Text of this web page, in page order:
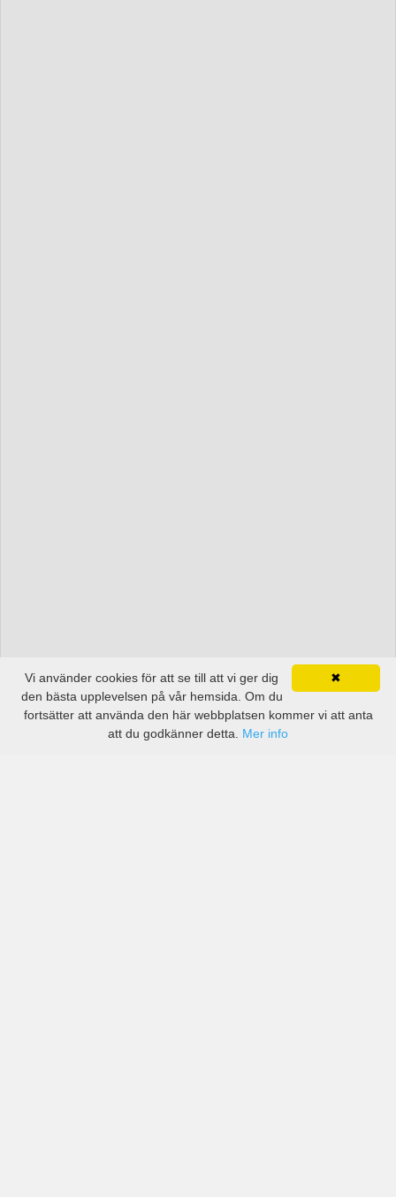
✖
Vi använder cookies för att se till att vi ger dig
den bästa upplevelsen på vår hemsida. Om du
fortsätter att använda den här webbplatsen kommer vi att anta
att du godkänner detta. Mer info